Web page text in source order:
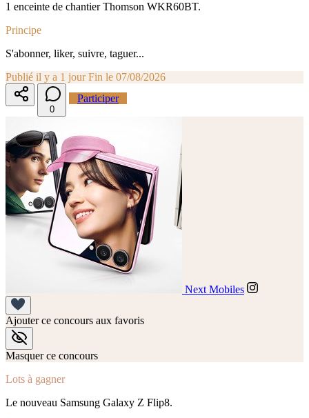
1 enceinte de chantier Thomson WKR60BT.
Principe
S'abonner, liker, suivre, taguer...
Publié il y a 1 jour Fin le 07/08/2026
0
Participer
Next Mobiles
Ajouter ce concours aux favoris
Masquer ce concours
Lots à gagner
Le nouveau Samsung Galaxy Z Flip8.